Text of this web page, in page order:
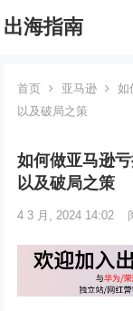
出海指南
首页 亚马逊
如
以及破局之策
如何做亚马逊
以及破局之策
4 3 月, 2024 14:02